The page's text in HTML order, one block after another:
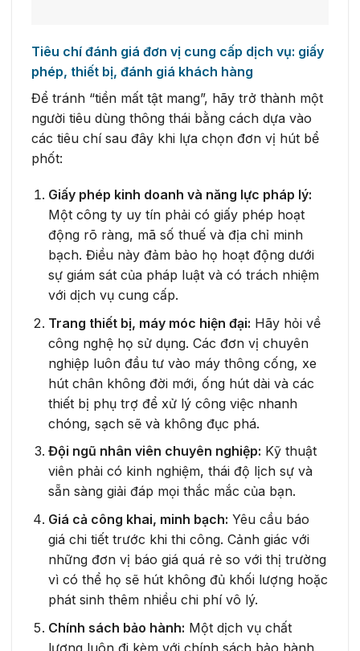
Tiêu chí đánh giá đơn vị cung cấp dịch vụ: giấy
phép, thiết bị, đánh giá khách hàng
Để tránh “tiền mất tật mang”, hãy trở thành một
người tiêu dùng thông thái bằng cách dựa vào
các tiêu chí sau đây khi lựa chọn đơn vị hút bể
phốt:
Giấy phép kinh doanh và năng lực pháp lý:
Một công ty uy tín phải có giấy phép hoạt
động rõ ràng, mã số thuế và địa chỉ minh
bạch. Điều này đảm bảo họ hoạt động dưới
sự giám sát của pháp luật và có trách nhiệm
với dịch vụ cung cấp.
Trang thiết bị, máy móc hiện đại: Hãy hỏi về
công nghệ họ sử dụng. Các đơn vị chuyên
nghiệp luôn đầu tư vào máy thông cống, xe
hút chân không đời mới, ống hút dài và các
thiết bị phụ trợ để xử lý công việc nhanh
chóng, sạch sẽ và không đục phá.
Đội ngũ nhân viên chuyên nghiệp: Kỹ thuật
viên phải có kinh nghiệm, thái độ lịch sự và
sẵn sàng giải đáp mọi thắc mắc của bạn.
Giá cả công khai, minh bạch: Yêu cầu báo
giá chi tiết trước khi thi công. Cảnh giác với
những đơn vị báo giá quá rẻ so với thị trường
vì có thể họ sẽ hút không đủ khối lượng hoặc
phát sinh thêm nhiều chi phí vô lý.
Chính sách bảo hành: Một dịch vụ chất
lượng luôn đi kèm với chính sách bảo hành